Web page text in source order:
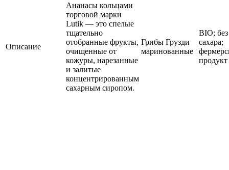
Описание
Ананасы кольцами
торговой марки
Lutik — это спелые
тщательно
отобранные фрукты,
очищенные от
кожуры, нарезанные
и залитые
концентрированным
сахарным сиропом.
Грибы Грузди
маринованные
BIO; без
сахара;
продукт